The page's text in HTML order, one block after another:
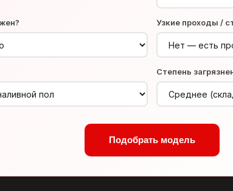
Узкие проходы /
Степень
Подобрать модель